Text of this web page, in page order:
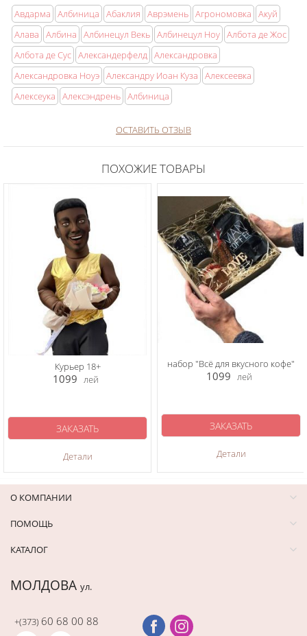
Авдарма Албиница Абаклия Аврэмень Агрономовка
Акуй
Алава
Албина Албинецул Векь Албинецул Ноу Албота де Жос
Албота де Сус Александерфелд Александровка
Александровка Ноуэ Александру Иоан Куза
Алексеевка
Алексеука
Алексэндрень Албиница
ОСТАВИТЬ ОТЗЫВ
ПОХОЖИЕ ТОВАРЫ
Курьер 18+
1099 лей
Детали
ЗАКАЗАТЬ
набор "Всё для вкусного кофе"
1099 лей
Детали
ЗАКАЗАТЬ
О КОМПАНИИ
ПОМОЩЬ
КАТАЛОГ
МОЛДОВА ул.
+(373) 60 68 00 88